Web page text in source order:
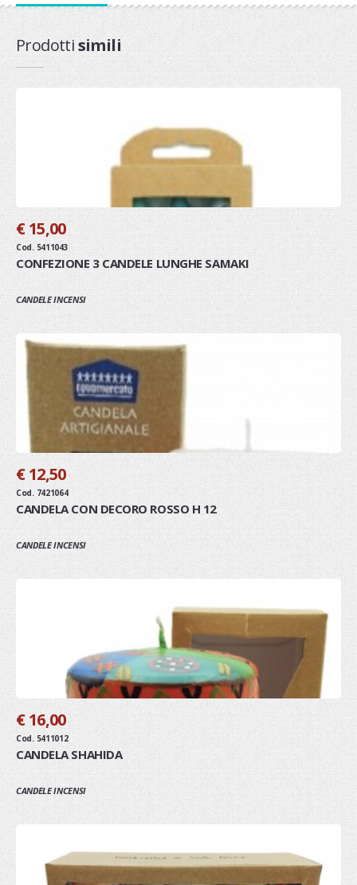
Prodottisimili
€ 15,00
Cod. 5411043
CONFEZIONE 3 CANDELE LUNGHE SAMAKI
CANDELE INCENSI
€ 12,50
Cod. 7421064
CANDELA CON DECORO ROSSO H 12
CANDELE INCENSI
€ 16,00
Cod. 5411012
CANDELA SHAHIDA
CANDELE INCENSI